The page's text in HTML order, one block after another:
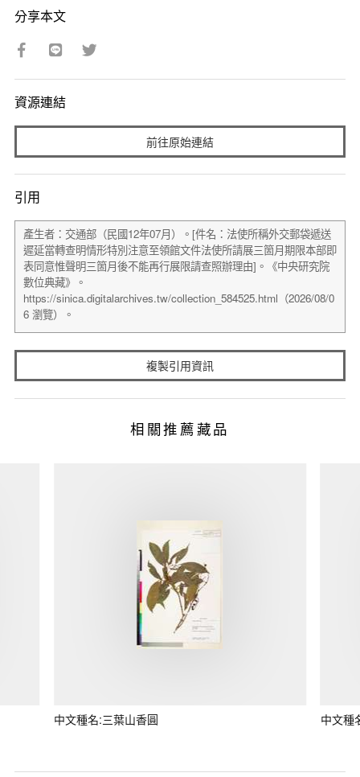
分享本文
資源連結
前往原始連結
引用
複製引用資訊
相關推薦藏品
中文種名:三葉山香圓 中文種